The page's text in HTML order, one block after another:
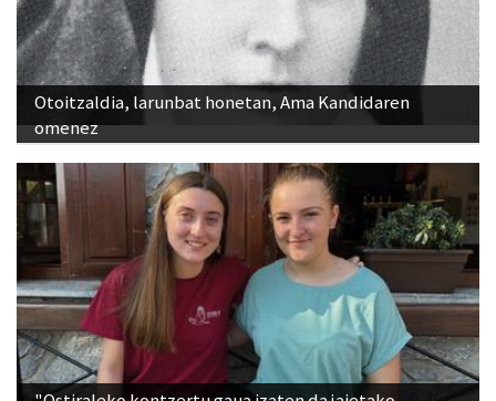
Otoitzaldia, larunbat honetan, Ama Kandidaren
omenez
"Ostiraleko kontzertu gaua izaten da jaietako
jendetsuena"